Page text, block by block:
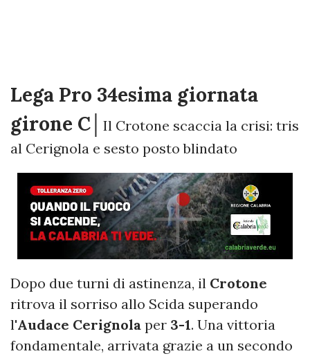
Lega Pro 34esima giornata
girone C│
Il Crotone scaccia la crisi: tris
al Cerignola e sesto posto blindato
Dopo due turni di astinenza, il Crotone
ritrova il sorriso allo Scida superando
l'Audace Cerignola per 3-1. Una vittoria
fondamentale, arrivata grazie a un secondo